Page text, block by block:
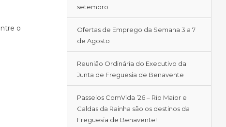
o
setembro
Ofertas de Emprego da Semana 3 a 7
de Agosto
Reunião Ordinária do Executivo da
Junta de Freguesia de Benavente
Passeios ComVida ’26 – Rio Maior e
Caldas da Rainha são os destinos da
Freguesia de Benavente!